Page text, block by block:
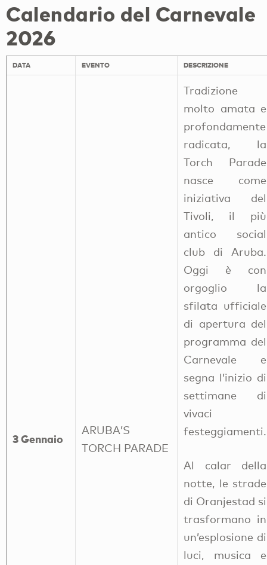
Calendario del Carnevale
2026
DATA EVENTO DESCRIZIONE
3 Gennaio
ARUBA’S
TORCH PARADE
Tradizione
molto amata e
profondamente
radicata, la
Torch Parade
nasce come
iniziativa del
Tivoli, il più
antico social
club di Aruba.
Oggi è con
orgoglio la
sfilata ufficiale
di apertura del
programma del
Carnevale e
segna l’inizio di
settimane di
vivaci
festeggiamenti.
Al calar della
notte, le strade
di Oranjestad si
trasformano in
un’esplosione di
luci, musica e